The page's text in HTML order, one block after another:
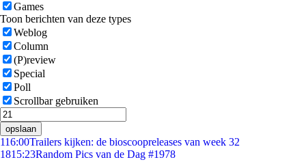
Games
Toon berichten van deze types
Weblog
Column
(P)review
Special
Poll
Scrollbar gebruiken
opslaan
116:00Trailers kijken: de bioscoopreleases van week 32
1815:23Random Pics van de Dag #1978